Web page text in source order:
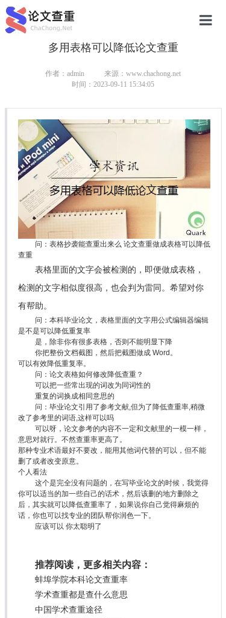
本科论文
硕士论文
博士论文
多用表格可以降低论文查重
作者：admin
来源：www.chachong.net
时间：2023-09-11 15:34:05
问：表格抄袭能查重出来么 论文查重做成表格可以降低
查重
表格里面的文字会被检测的，即便做成表格，
检测的文字相似度很高，也会判为雷同。希望对你
有帮助。
问：本科毕业论文，表格里面的文字用公式编辑器编辑
是不是可以降低重复率
是，除非你有很多表格，否则不能明显下降
你把整份文档截图，然后把截图做成 Word。
可以有效降低重复率。
问：论文表格如何修改降低查重？
可以把一些常出现的词改为同词性的
重复的词换成相同意思的
问：毕业论文引用了参考文献,但为了降低查重率,稍微
改了参考里的词语,这样可以吗
可以呀，论文参考的内容不一定和文献里的一模一样，
意思对就行。不然查重率更高了。
那种专业术语最好不要改，能用其他词代替的可以，但不能
删了或者改变原意。
个人看法
这个是完全没有问题的，在写毕业论文的时候，我觉得
你可以适当的加一些自己的话术，然后该删的地方删除之
后，其实就可以降低查重率了，如果说你自己觉得麻烦的
话，你也可以找专业的团队帮你润色一下。
应该可以 你太聪明了
推荐阅读，更多相关内容：
蚌埠学院本科论文查重率
学术查重都是查什么意思
中国学术查重途径